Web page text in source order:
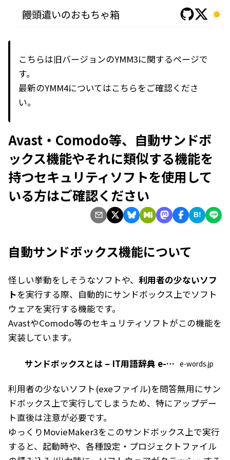
饅頭遣いのおもちゃ箱
こちらは旧バージョンのYMM3に関するページで
す。
最新のYMM4についてはこちらをご確認くださ
い。
Avast・Comodo等、自動サンドボ
ックス機能やそれに類似する機能を
持つセキュリティソフトを使用して
いる方はご確認ください
B!
自動サンドボックス機能について
怪しい挙動をしそうなソフトや、 利用者の少ないソフ
トを実行する際、自動的にサンドボックス上でソフト
ウェアを実行する機能です。
AvastやComodo等のセキュリティソフトがこの機能を
実装しています。
サンドボックスとは – IT用語辞典 e-Words e-words.jp
利用者の少ないソフト(exeファイル)を問答無用にサン
ドボックス上で実行してしまうため、特にアップデー
ト直後は注意が必要です。
ゆっくりMovieMaker3をこのサンドボックス上で実行
すると、起動時や、各種設定・プロジェクトファイル